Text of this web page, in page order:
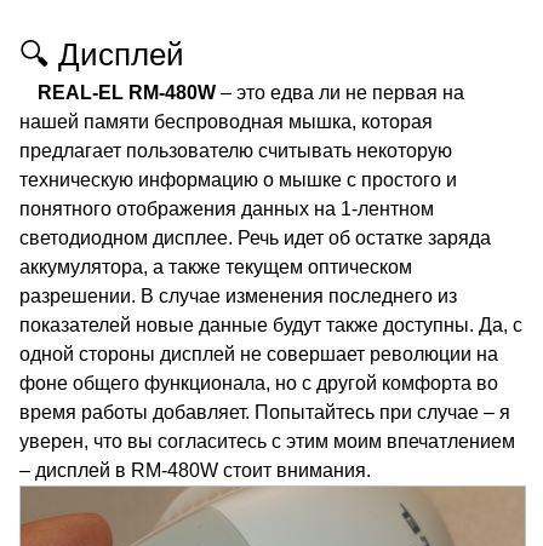
🔍 Дисплей
REAL-EL RM-480W – это едва ли не первая на
нашей памяти беспроводная мышка, которая
предлагает пользователю считывать некоторую
техническую информацию о мышке с простого и
понятного отображения данных на 1-лентном
светодиодном дисплее. Речь идет об остатке заряда
аккумулятора, а также текущем оптическом
разрешении. В случае изменения последнего из
показателей новые данные будут также доступны. Да, с
одной стороны дисплей не совершает революции на
фоне общего функционала, но с другой комфорта во
время работы добавляет. Попытайтесь при случае – я
уверен, что вы согласитесь с этим моим впечатлением
– дисплей в RM-480W стоит внимания.